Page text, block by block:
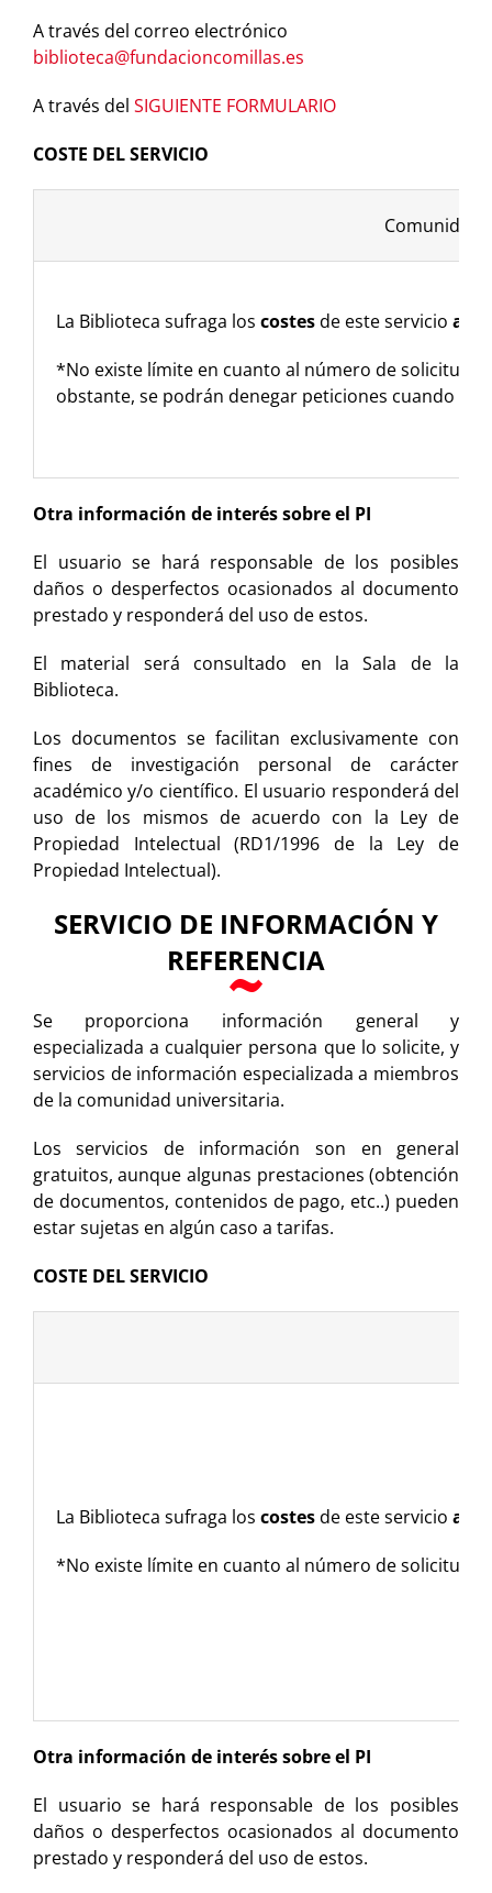
A través del correo electrónico
biblioteca@fundacioncomillas.es
A través del SIGUIENTE FORMULARIO
COSTE DEL SERVICIO
Comunidad
La Biblioteca sufraga los costesde este servicio a la
*No existe límite en cuanto al número de
obstante, se podrán denegar peticiones cuando se
Otra información de interés sobre el PI
El usuario se hará responsable de los posibles
daños o desperfectos ocasionados al documento
prestado y responderá del uso de estos.
El material será consultado en la Sala de la
Biblioteca.
Los documentos se facilitan exclusivamente con
fines de investigación personal de carácter
académico y/o científico. El usuario responderá del
uso de los mismos de acuerdo con la Ley de
Propiedad Intelectual (RD1/1996 de la Ley de
Propiedad Intelectual).
SERVICIO DE INFORMACIÓN Y
REFERENCIA
Se proporciona información general y
especializada a cualquier persona que lo solicite, y
servicios de información especializada a miembros
de la comunidad universitaria.
Los servicios de información son en general
gratuitos, aunque algunas prestaciones (obtención
de documentos, contenidos de pago, etc..) pueden
estar sujetas en algún caso a tarifas.
COSTE DEL SERVICIO
La Biblioteca sufraga los costesde este servicio a la
*No existe límite en cuanto al número de
Otra información de interés sobre el PI
El usuario se hará responsable de los posibles
daños o desperfectos ocasionados al documento
prestado y responderá del uso de estos.